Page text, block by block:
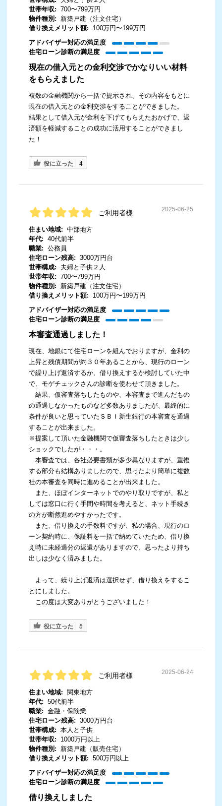
世帯年収: 700〜799万円
物件種別:
新築戸建（注文住宅）
借り換えメリット額:
100万円〜199万円
アドバイザー対応の満足度
住宅ローン診断の満足度
現在の借入元との金利交渉でかなりいい材料
をもらえました
複数の金融機関から一括で提示され、その内容をもとに
現在の借入元との金利交渉をすることができました。
結果として借入元が金利を下げてもらえたおかげで、返
済額を軽減することの成功に活用することができまし
た！
役に立った 4
ご利用者様 2025-06-25
住まい地域: 中部地方
年代: 40代前半
職業: 公務員
住宅ローン残高: 3000万円台
世帯構成:
夫婦と子供２人
世帯年収: 700〜799万円
物件種別:
新築戸建（注文住宅）
借り換えメリット額:
100万円〜199万円
アドバイザー対応の満足度
住宅ローン診断の満足度
本審査通過しました！
現在、地銀にて住宅ローンを組んでおりますが、金利の
上昇と残債期間が約３０年あることから、現行のローン
で繰り上げ返済するか、借り換えするか検討していた中
で、モゲチェックさんの診断を使わせて頂きました。
結果、仮審査落ちしたものや、本審査まで進んだもの
の通過しなかったものなど多数ありましたが、最終的に
条件が良いと思っていたＳＢＩ新生銀行の本審査を通過
することが出来ました。
※提案して頂いた金融機関で仮審査落ちしたときは少し
ショックでしたが・・・。
本審査では、各社必要書類が多少異なりますが、重複
する部分も結構ありましたので、思ったより簡単に複数
社の本審査を同時に進めることが出来ました。
また、ほぼインターネットでのやり取りですが、私と
しては窓口に行く手間や時間を考えると、ネット手続き
の方が断然進めやすかったです。
また、借り換えの手数料ですが、私の場合、現行のロ
ーン契約時に、保証料を一括で納めていたため、借り換
え時に未経過分の返還がありますので、思ったより持ち
出しは少なく済みました。
よって、繰り上げ返済は選択せず、借り換えをするこ
とにしました。
この度は大変ありがとうございました！
役に立った 5
ご利用者様 2025-06-24
住まい地域: 関東地方
年代: 50代前半
職業: 金融・保険業
住宅ローン残高: 3000万円台
世帯構成: 本人と子供
世帯年収:
1000万円以上
物件種別:
新築戸建（販売住宅）
借り換えメリット額: 500万円以上
アドバイザー対応の満足度
住宅ローン診断の満足度
借り換えしました